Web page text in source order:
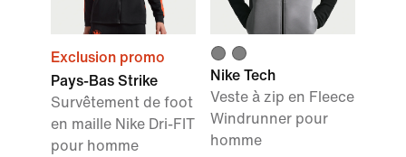
Exclusion promo
Pays-Bas Strike
Survêtement de foot
en maille Nike Dri-FIT
pour homme
Nike Tech
Veste à zip en Fleece
Windrunner pour
homme